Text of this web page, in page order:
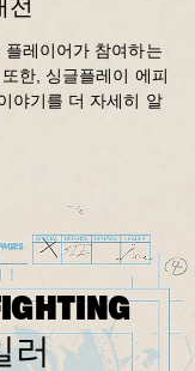
전
레이어가 참여하는
한, 싱글플레이 에피
야기를 더 자세히 알
러